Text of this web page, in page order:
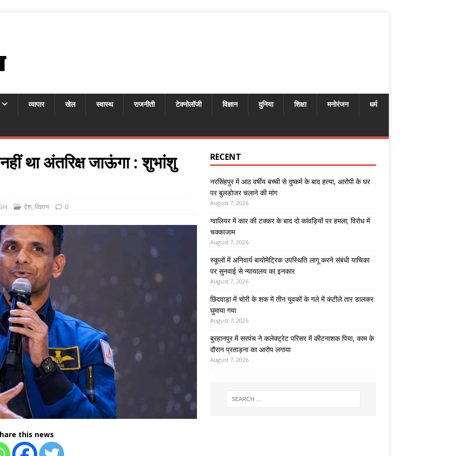
व्यापार खेल स्वास्थ राजनीती टेक्नोलॉजी विज्ञान दुनिया शिक्षा मनोरंजन धर्म
था अंतरिक्ष जाऊंगा : शुभांशु
देश,विज्ञान 0
this news
RECENT
नरसिंहपुर में आठ वर्षीय बच्ची से दुष्कर्म के बाद हत्या, आरोपी के घर
पर बुलडोजर चलाने की मांग
August 7, 2026
ग्वालियर में कार की टक्कर के बाद दो कांवड़ियों पर हमला; विरोध में
चक्काजाम
August 7, 2026
स्कूलों में अनिवार्य बायोमेट्रिक उपस्थिति लागू करने संबंधी याचिका
पर सुनवाई से न्यायालय का इनकार
August 7, 2026
छिंदवाड़ा में चोरी के शक में तीन युवकों के गले में कंटीले तार डालकर
घुमाया गया
August 7, 2026
बुरहानपुर में सरपंच ने कलेक्ट्रेट परिसर में कीटनाशक पिया, काम के
दौरान प्रताड़ना का आरोप लगाया
August 7, 2026